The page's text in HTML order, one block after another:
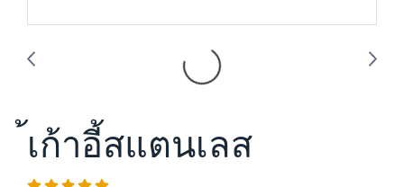
้เก้าอี้สแตนเลส